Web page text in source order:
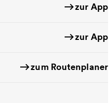
zur App
zur App
zum Routenplaner